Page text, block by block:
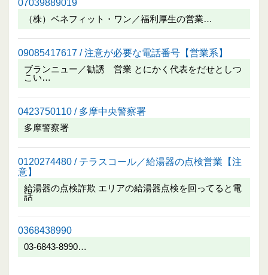
07039889019
（株）ベネフィット・ワン／福利厚生の営業…
09085417617 / 注意が必要な電話番号【営業系】
ブランニュー／勧誘 営業 とにかく代表をだせとしつ
こい…
0423750110 / 多摩中央警察署
多摩警察署
0120274480 / テラスコール／給湯器の点検営業【注
意】
給湯器の点検詐欺 エリアの給湯器点検を回ってると電
話
0368438990
03-6843-8990…